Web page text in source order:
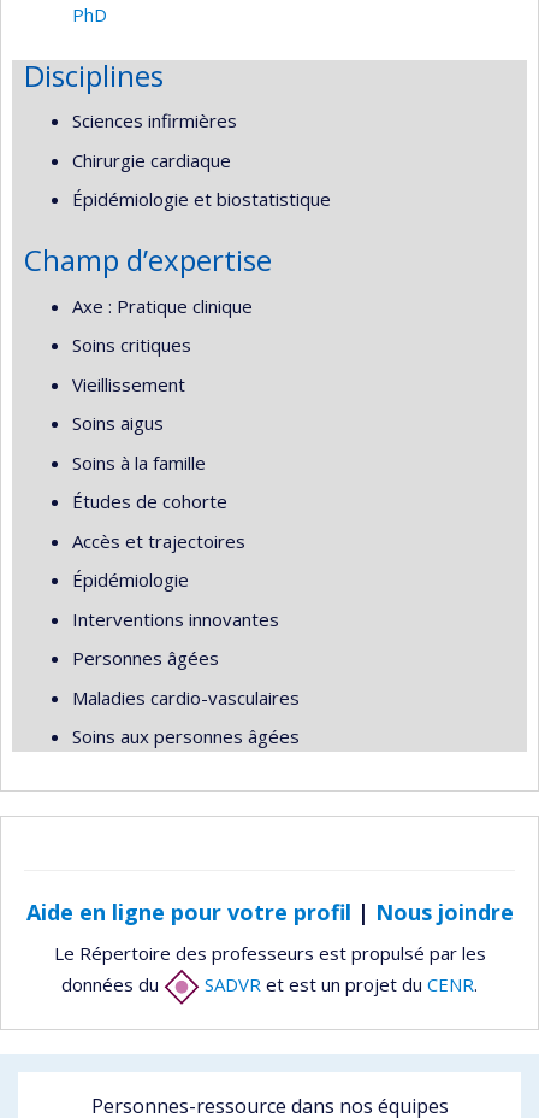
PhD
Disciplines
Sciences infirmières
Chirurgie cardiaque
Épidémiologie et biostatistique
Champ d’expertise
Axe : Pratique clinique
Soins critiques
Vieillissement
Soins aigus
Soins à la famille
Études de cohorte
Accès et trajectoires
Épidémiologie
Interventions innovantes
Personnes âgées
Maladies cardio-vasculaires
Soins aux personnes âgées
Aide en ligne pour votre profil | Nous joindre
Le Répertoire des professeurs est propulsé par les
données du
SADVR et est un projet du CENR.
Personnes-ressource dans nos équipes